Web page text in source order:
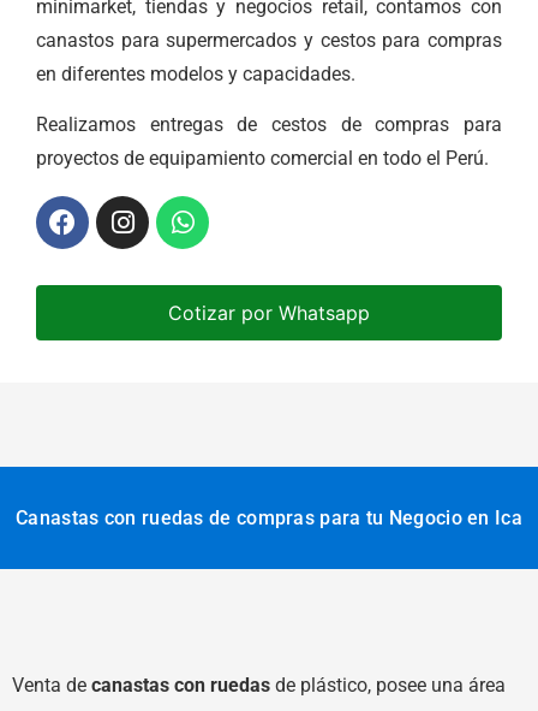
minimarket, tiendas y negocios retail, contamos con
canastos para supermercados y cestos para compras
en diferentes modelos y capacidades.
Realizamos entregas de cestos de compras para
proyectos de equipamiento comercial en todo el Perú.
Cotizar por Whatsapp
Canastas con ruedas de compras para tu Negocio en Ica
Venta de canastas con ruedas de plástico, posee una área